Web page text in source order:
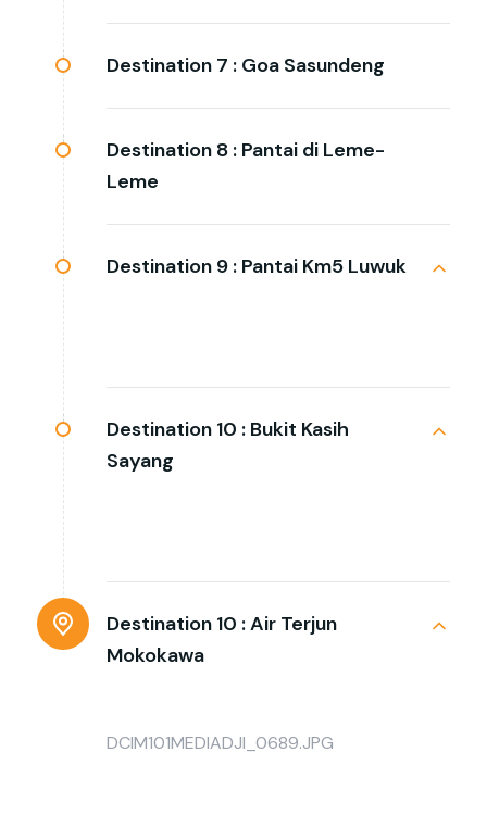
Destination 7 : Goa Sasundeng
Destination 8 : Pantai di Leme-
Leme
Destination 9 : Pantai Km5 Luwuk
Destination 10 : Bukit Kasih
Sayang
Destination 10 :Air Terjun
Mokokawa
DCIM101MEDIADJI_0689.JPG